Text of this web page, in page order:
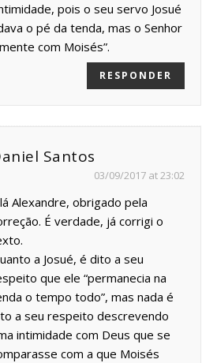
pois o seu servo Josué
o pé da tenda, mas o Senhor
com Moisés”.
RESPONDER
Santos
03/09/2017 at 23:02
Alexandre, obrigado pela
É verdade, já corrigi o
a Josué, é dito a seu
que ele “permanecia na
o tempo todo”, mas nada é
a seu respeito descrevendo
intimidade com Deus que se
com a que Moisés